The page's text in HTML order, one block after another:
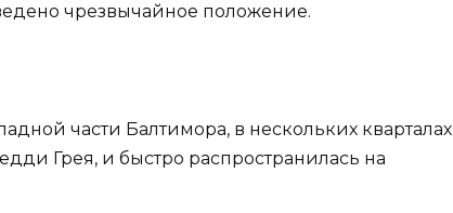
чрезвычайное положение.
части Балтимора, в нескольких кварталах
Грея, и быстро распространилась на